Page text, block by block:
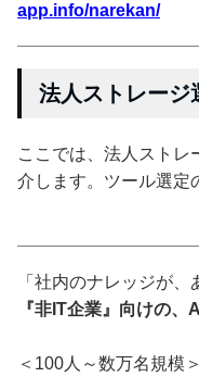
app.info/narekan/
法人ストレージ
ここでは、法人ストレ
介します。ツール選定
「社内のナレッジが、
『非IT企業』向けの、
＜100人～数万名規模